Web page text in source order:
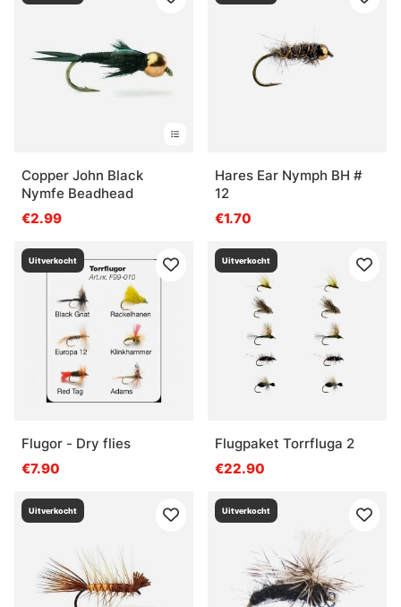
Copper John Black
Nymfe Beadhead
€2.99
Hares Ear Nymph BH #
12
€1.70
Uitverkocht
Flugor - Dry flies
€7.90
Uitverkocht
Flugpaket Torrfluga 2
€22.90
Uitverkocht Uitverkocht